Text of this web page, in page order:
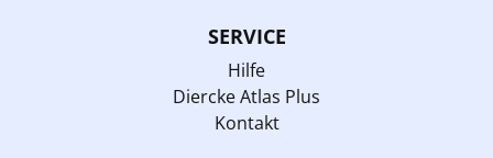
SERVICE
Hilfe
Diercke Atlas Plus
Kontakt